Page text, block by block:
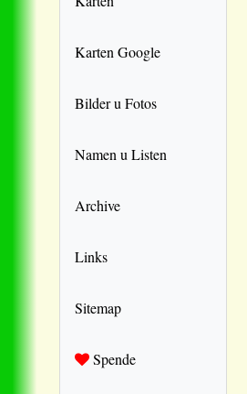
Karten Google
Bilder u Fotos
Namen u Listen
Archive
Links
Sitemap
Spende